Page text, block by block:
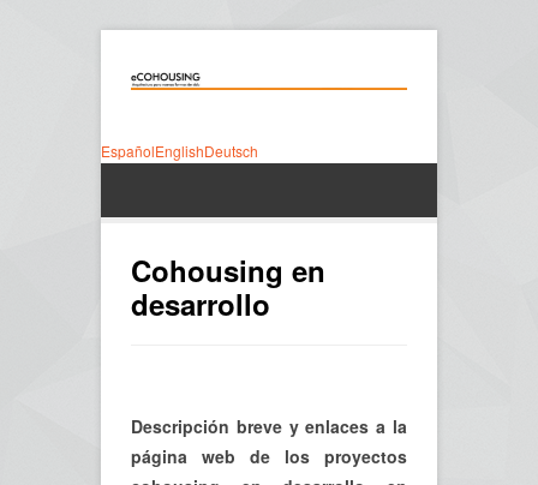
EspañolEnglishDeutsch
Cohousing en
desarrollo
Descripción breve y enlaces a la
página web de los proyectos